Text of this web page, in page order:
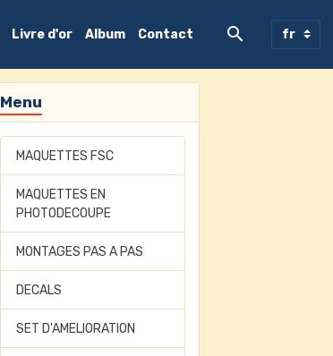
Livre d'or Album Contact
Menu
MAQUETTES FSC
MAQUETTES EN
PHOTODECOUPE
MONTAGES PAS A PAS
DECALS
SET D'AMELIORATION